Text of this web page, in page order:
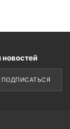
новостей
ПОДПИСАТЬСЯ